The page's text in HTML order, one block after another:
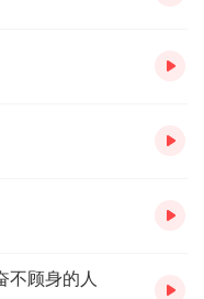
不顾身的人